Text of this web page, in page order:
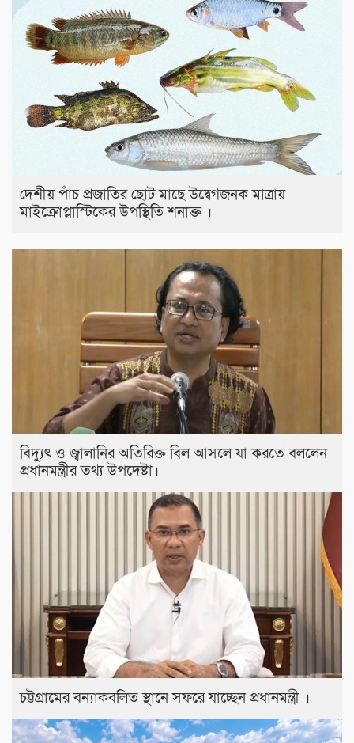
দেশীয় পাঁচ প্রজাতির ছোট মাছে উদ্বেগজনক মাত্রায়
মাইক্রোপ্লাস্টিকের উপস্থিতি শনাক্ত ।
বিদ্যুৎ ও জ্বালানির অতিরিক্ত বিল আসলে যা করতে বললেন
প্রধানমন্ত্রীর তথ্য উপদেষ্টা।
চট্টগ্রামের বন্যাকবলিত স্থানে সফরে যাচ্ছেন প্রধানমন্ত্রী ।